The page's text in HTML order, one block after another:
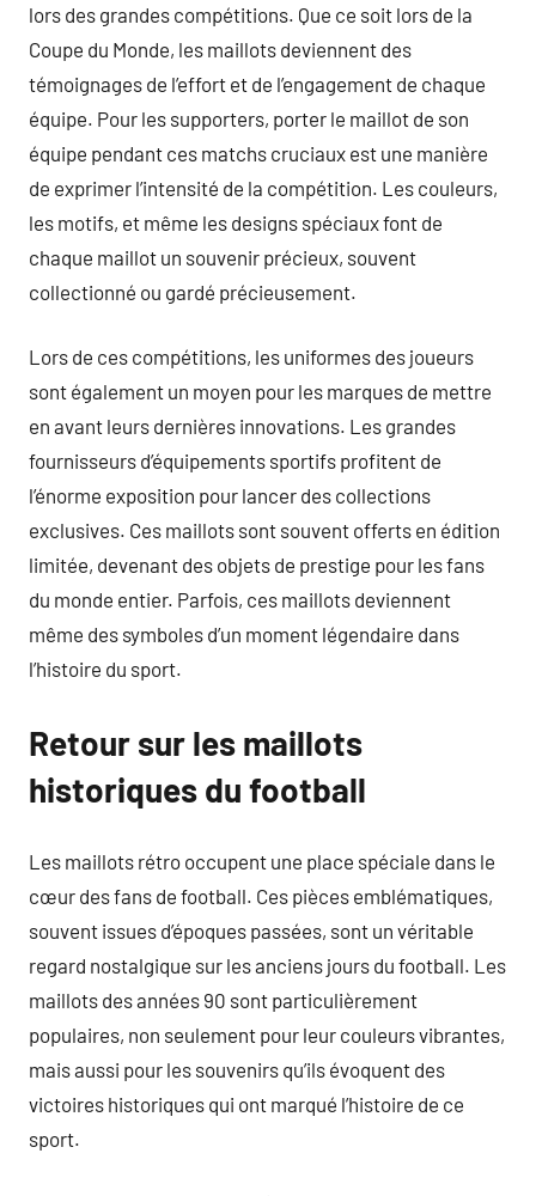
lors des grandes compétitions. Que ce soit lors de la
Coupe du Monde, les maillots deviennent des
témoignages de l’effort et de l’engagement de chaque
équipe. Pour les supporters, porter le maillot de son
équipe pendant ces matchs cruciaux est une manière
de exprimer l’intensité de la compétition. Les couleurs,
les motifs, et même les designs spéciaux font de
chaque maillot un souvenir précieux, souvent
collectionné ou gardé précieusement.
Lors de ces compétitions, les uniformes des joueurs
sont également un moyen pour les marques de mettre
en avant leurs dernières innovations. Les grandes
fournisseurs d’équipements sportifs profitent de
l’énorme exposition pour lancer des collections
exclusives. Ces maillots sont souvent offerts en édition
limitée, devenant des objets de prestige pour les fans
du monde entier. Parfois, ces maillots deviennent
même des symboles d’un moment légendaire dans
l’histoire du sport.
Retour sur les maillots
historiques du football
Les maillots rétro occupent une place spéciale dans le
cœur des fans de football. Ces pièces emblématiques,
souvent issues d’époques passées, sont un véritable
regard nostalgique sur les anciens jours du football. Les
maillots des années 90 sont particulièrement
populaires, non seulement pour leur couleurs vibrantes,
mais aussi pour les souvenirs qu’ils évoquent des
victoires historiques qui ont marqué l’histoire de ce
sport.